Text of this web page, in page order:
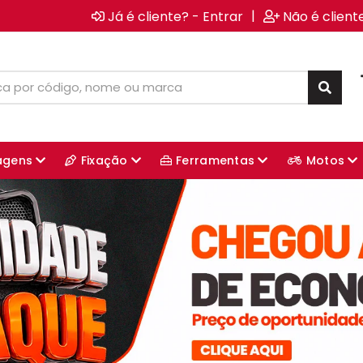
Já é cliente? - Entrar | Não é
Fixação Ferramentas Motos